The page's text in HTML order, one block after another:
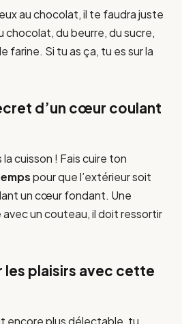
au chocolat, il te faudra juste
chocolat, du beurre, du sucre,
Si tu as ça, tu es sur la
d’un cœur coulant
cuisson ! Fais cuire ton
pour que l’extérieur soit
un cœur fondant. Une
un couteau, il doit ressortir
les plaisirs avec cette
encore plus délectable, tu